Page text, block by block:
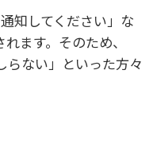
知してください」な
ます。そのため、
らない」といった方々